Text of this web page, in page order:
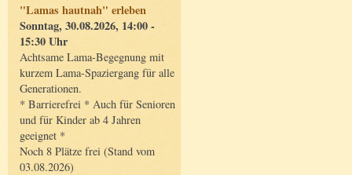
"Lamas hautnah" erleben
Sonntag, 30.08.2026, 14:00 -
15:30 Uhr
Achtsame Lama-Begegnung mit
kurzem Lama-Spaziergang für alle
Generationen.
* Barrierefrei * Auch für Senioren
und für Kinder ab 4 Jahren
geeignet *
Noch 8 Plätze frei (Stand vom
03.08.2026)